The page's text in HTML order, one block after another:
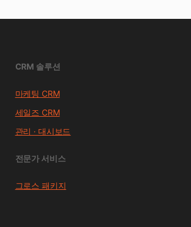
CRM 솔루션
마케팅 CRM
세일즈 CRM
관리 · 대시보드
전문가 서비스
그로스 패키지